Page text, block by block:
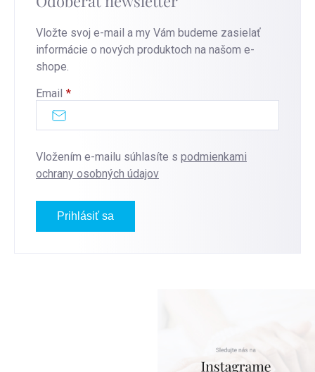
Vložte svoj e-mail a my Vám budeme zasielať
informácie o nových produktoch na našom e-
shope.
Email
Vložením e-mailu súhlasíte s podmienkami
ochrany osobných údajov
Prihlásiť sa